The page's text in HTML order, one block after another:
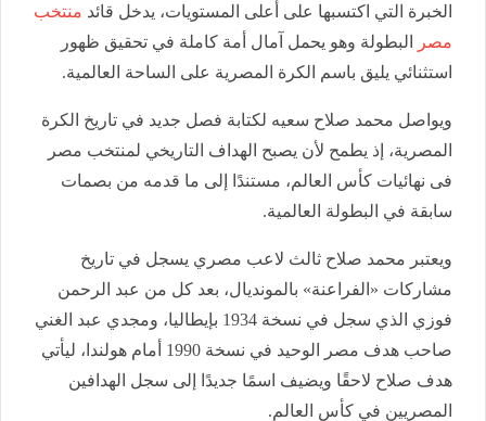
الخبرة التي اكتسبها على أعلى المستويات، يدخل قائد منتخب
مصر
البطولة وهو يحمل آمال أمة كاملة في تحقيق ظهور
استثنائي يليق باسم الكرة المصرية على الساحة العالمية.
ويواصل محمد صلاح سعيه لكتابة فصل جديد في تاريخ الكرة
المصرية، إذ يطمح لأن يصبح الهداف التاريخي لمنتخب مصر
فى نهائيات كأس العالم، مستندًا إلى ما قدمه من بصمات
سابقة في البطولة العالمية.
ويعتبر محمد صلاح ثالث لاعب مصري يسجل في تاريخ
مشاركات «الفراعنة» بالمونديال، بعد كل من عبد الرحمن
فوزي الذي سجل في نسخة 1934 بإيطاليا، ومجدي عبد الغني
صاحب هدف مصر الوحيد في نسخة 1990 أمام هولندا، ليأتي
هدف صلاح لاحقًا ويضيف اسمًا جديدًا إلى سجل الهدافين
المصريين في كأس العالم.